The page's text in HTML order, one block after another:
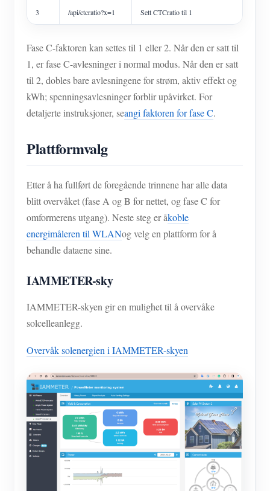
3 /api/ctcratio?x=1 Sett CTCratio til 1
Fase C-faktoren kan settes til 1 eller 2. Når den er satt til
1, er fase C-avlesninger i normal modus. Når den er satt
til 2, dobles bare avlesningene for strøm, aktiv effekt og
kWh; spenningsavlesninger forblir upåvirket. For
detaljerte instruksjoner, seangi faktoren for fase C.
Plattformvalg
Etter å ha fullført de foregående trinnene har alle data
blitt overvåket (fase A og B for nettet, og fase C for
omformerens utgang). Neste steg er åkoble
energimåleren til WLANog velg en plattform for å
behandle dataene sine.
IAMMETER-sky
IAMMETER-skyen gir en mulighet til å overvåke
solcelleanlegg.
Overvåk solenergien i IAMMETER-skyen